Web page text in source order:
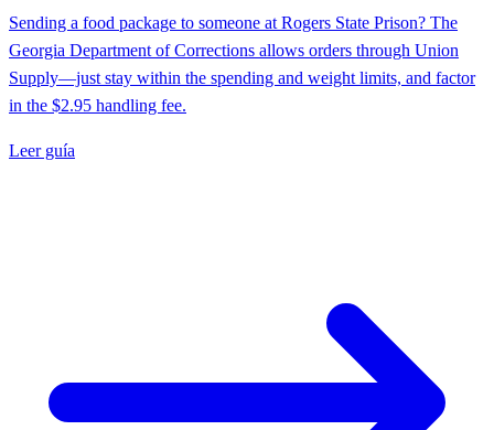
Sending a food package to someone at Rogers State Prison? The
Georgia Department of Corrections allows orders through Union
Supply—just stay within the spending and weight limits, and factor
in the $2.95 handling fee.
Leer guía